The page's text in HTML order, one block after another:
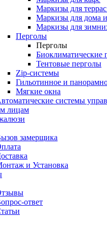
Маркизы для
Маркизы для дома
Маркизы для
Перголы
Перголы
Биоклиматические
Тентовые перголы
Zip-системы
Гильотинное и
Мягкие окна
системы
лицам
замерщика
и Установка
ответ